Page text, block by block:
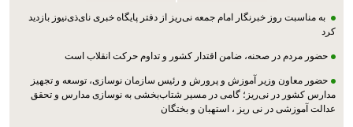
به مناسبت روز خبرنگار امام جمعه نی‌ریز از دفتر پایگاه خبری نای‌ذی‌نیوز بازدید
کرد
حضور مردم در صحنه، ضامن اقتدار کشور و تداوم حرکت انقلاب است
حضور معاون وزیر آموزش و پرورش و رئیس سازمان نوسازی، توسعه و تجهیز
مدارس کشور در نی‌ریز؛ گامی در مسیر شتاب‌بخشی به نوسازی مدارس و تحقق
عدالت آموزشی در نی ریز ، استهبان و بختگان